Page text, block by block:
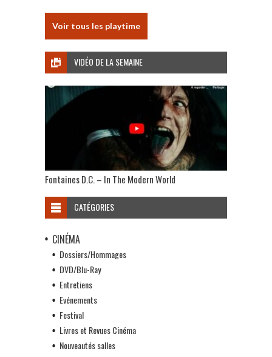
Voir tous les playtime
VIDÉO DE LA SEMAINE
Fontaines D.C. – In The Modern World
CATÉGORIES
CINÉMA
Dossiers/Hommages
DVD/Blu-Ray
Entretiens
Evénements
Festival
Livres et Revues Cinéma
Nouveautés salles